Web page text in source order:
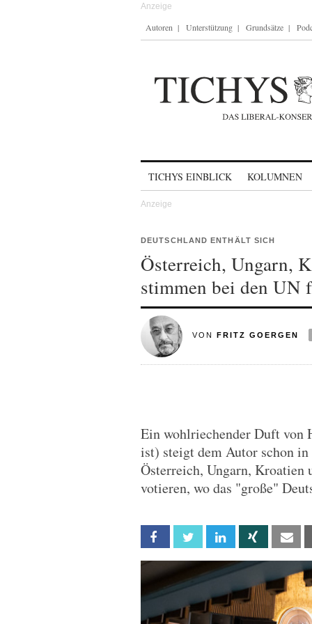
Autoren Unterstützung Grundsätze
TICHYS EINBLICK KOLUMNEN
DEUTSCHLAND ENTHÄLT SICH
Österreich, Ungarn,
stimmen bei den UN
VON FRITZ GOERGEN
Ein wohlriechender Duft von
ist) steigt dem Autor schon
Österreich, Ungarn, Kroatien
votieren, wo das "große"
Facebook Twitter Linkedin Xing